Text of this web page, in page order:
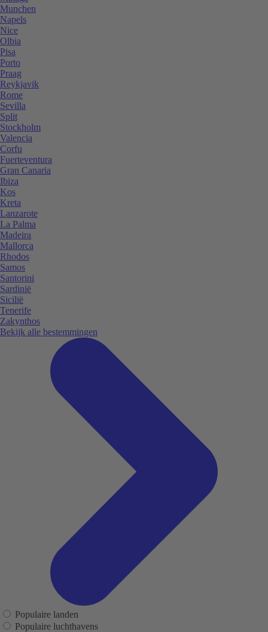
Munchen
Napels
Nice
Olbia
Pisa
Porto
Praag
Reykjavik
Rome
Sevilla
Split
Stockholm
Valencia
Corfu
Fuerteventura
Gran Canaria
Ibiza
Kos
Kreta
Lanzarote
La Palma
Madeira
Mallorca
Rhodos
Samos
Santorini
Sardinië
Sicilië
Tenerife
Zakynthos
Bekijk alle bestemmingen
Populaire landen
Populaire luchthavens